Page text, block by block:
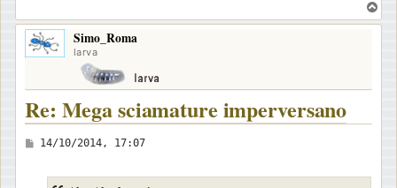
o
o
Simo_Roma
larva
Re: Mega sciamature imperversano
M
14/10/2014, 17:07